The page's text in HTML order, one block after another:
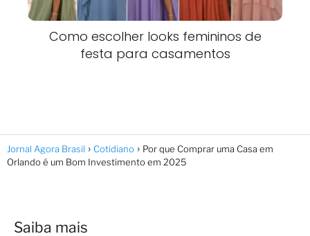
Como escolher looks femininos de
festa para casamentos
Jornal Agora Brasil Cotidiano
Por que Comprar uma Casa em
Orlando é um Bom Investimento em 2025
Saiba mais